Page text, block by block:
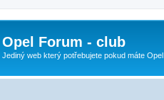
Opel Forum - club
Jediný web který potřebujete pokud máte Opel